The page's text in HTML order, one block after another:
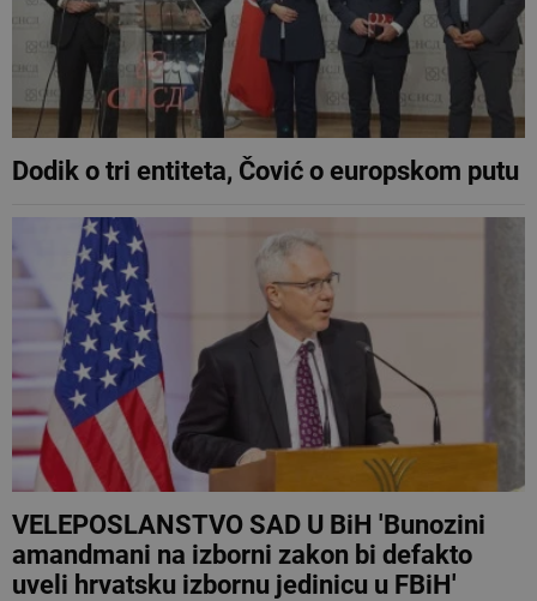
Dodik o tri entiteta, Čović o europskom putu
VELEPOSLANSTVO SAD U BiH 'Bunozini
amandmani na izborni zakon bi defakto
uveli hrvatsku izbornu jedinicu u FBiH'